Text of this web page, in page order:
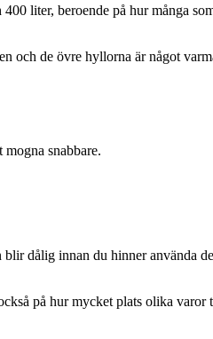
liter, beroende på hur många
och de övre hyllorna är något
snabbare.
dålig innan du hinner använda
på hur mycket plats olika